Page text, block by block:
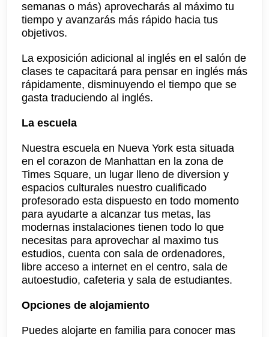
semanas o más) aprovecharás al máximo tu
tiempo y avanzarás más rápido hacia tus
objetivos.
La exposición adicional al inglés en el salón de
clases te capacitará para pensar en inglés más
rápidamente, disminuyendo el tiempo que se
gasta traduciendo al inglés.
La escuela
Nuestra escuela en Nueva York esta situada
en el corazon de Manhattan en la zona de
Times Square, un lugar lleno de diversion y
espacios culturales nuestro cualificado
profesorado esta dispuesto en todo momento
para ayudarte a alcanzar tus metas, las
modernas instalaciones tienen todo lo que
necesitas para aprovechar al maximo tus
estudios, cuenta con sala de ordenadores,
libre acceso a internet en el centro, sala de
autoestudio, cafeteria y sala de estudiantes.
Opciones de alojamiento
Puedes alojarte en familia para conocer mas